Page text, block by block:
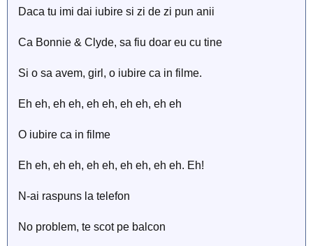
Daca tu imi dai iubire si zi de zi pun anii
Ca Bonnie & Clyde, sa fiu doar eu cu tine
Si o sa avem, girl, o iubire ca in filme.
Eh eh, eh eh, eh eh, eh eh, eh eh
O iubire ca in filme
Eh eh, eh eh, eh eh, eh eh, eh eh. Eh!
N-ai raspuns la telefon
No problem, te scot pe balcon